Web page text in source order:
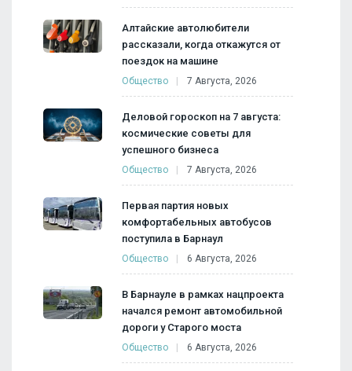
Алтайские автолюбители
рассказали, когда откажутся от
поездок на машине
Общество 7 Августа, 2026
Деловой гороскоп на 7 августа:
космические советы для
успешного бизнеса
Общество 7 Августа, 2026
Первая партия новых
комфортабельных автобусов
поступила в Барнаул
Общество 6 Августа, 2026
В Барнауле в рамках нацпроекта
начался ремонт автомобильной
дороги у Старого моста
Общество 6 Августа, 2026